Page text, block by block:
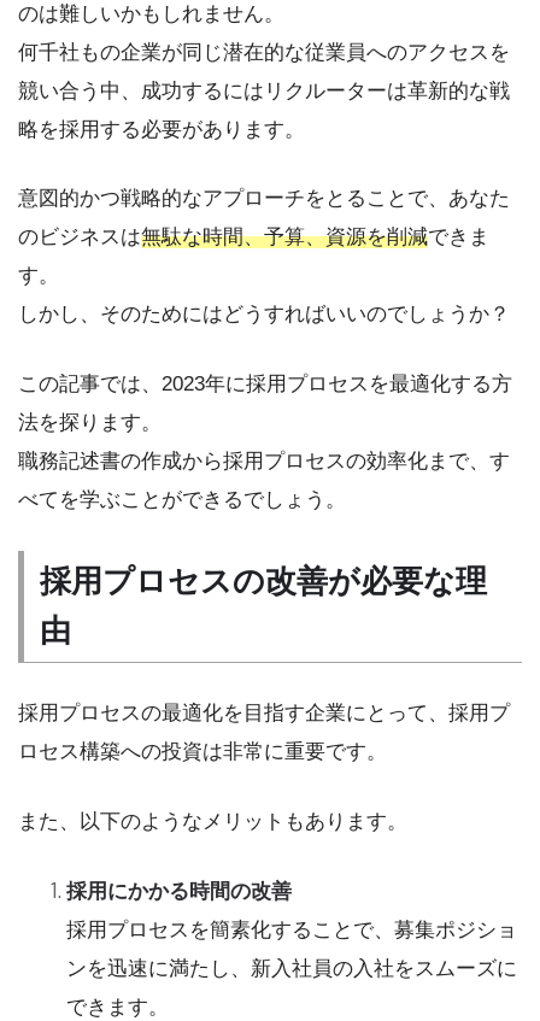
のは難しいかもしれません。
何千社もの企業が同じ潜在的な従業員へのアクセスを
競い合う中、成功するにはリクルーターは革新的な戦
略を採用する必要があります。
意図的かつ戦略的なアプローチをとることで、あなた
のビジネスは無駄な時間、予算、資源を削減できま
す。
しかし、そのためにはどうすればいいのでしょうか？
この記事では、2023年に採用プロセスを最適化する方
法を探ります。
職務記述書の作成から採用プロセスの効率化まで、す
べてを学ぶことができるでしょう。
採用プロセスの改善が必要な理
由
採用プロセスの最適化を目指す企業にとって、採用プ
ロセス構築への投資は非常に重要です。
また、以下のようなメリットもあります。
採用にかかる時間の改善
採用プロセスを簡素化することで、募集ポジショ
ンを迅速に満たし、新入社員の入社をスムーズに
できます。